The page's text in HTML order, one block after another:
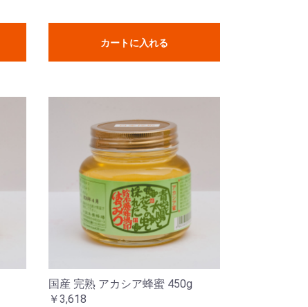
カートに入れる
国産 完熟 アカシア蜂蜜 450g
￥3,618